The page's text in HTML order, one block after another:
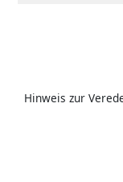
Hinweis zur